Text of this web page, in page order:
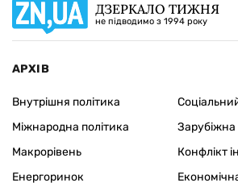
ДЗЕРКАЛО ТИЖНЯ
не підводимо з 1994 року
АРХІВ
Внутрішня політика
Міжнародна політика
Макрорівень
Енергоринок
Зарубіжна
Конфлікт